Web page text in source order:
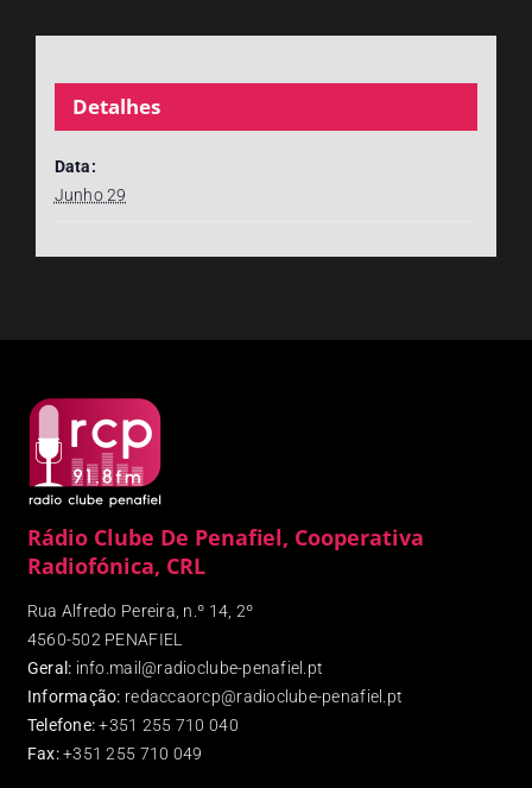
Detalhes
Data:
Junho 29
Rádio Clube De Penafiel, Cooperativa
Radiofónica, CRL
Rua Alfredo Pereira, n.º 14, 2º
4560-502 PENAFIEL
Geral: info.mail@radioclube-penafiel.pt
Informação: redaccaorcp@radioclube-penafiel.pt
Telefone: +351 255 710 040
Fax:+351 255 710 049